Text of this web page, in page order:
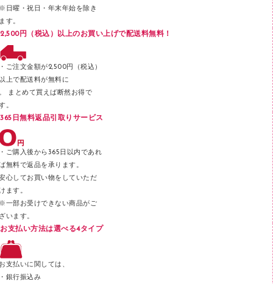
フロアケース
ブックエンド／ブックスタンド
パンチ
デスクトレー
テープカッター
その他文具
セロハンテープ
スティックのり
日曜・祝日・年末年始を除き
す。
2,500円（税込）以上のお買い上げで配送料無料！
ご注文金額が2,500円（税込）
上で配送料が無料に
まとめて買えば断然お得で
。
365日無料返品引取りサービス
ご購入後から365日以内であれ
無料で返品を承ります。
心してお買い物をしていただ
ます。
一部お受けできない商品がご
います。
お支払い方法は選べる4タイプ
支払いに関しては、
銀行振込み